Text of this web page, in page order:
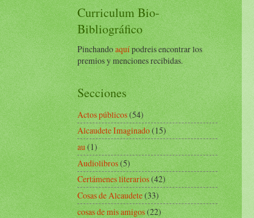
Curriculum Bio-
Bibliográfico
Pinchandoaquípodreis encontrar los
premios y menciones recibidas.
Secciones
Actos públicos(54)
Alcaudete Imaginado(15)
au(1)
Audiolibros(5)
Certámenes literarios(42)
Cosas de Alcaudete(33)
cosas de mis amigos(22)